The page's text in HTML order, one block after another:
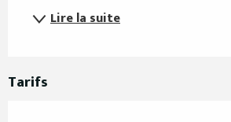
Lire la suite
Tarifs